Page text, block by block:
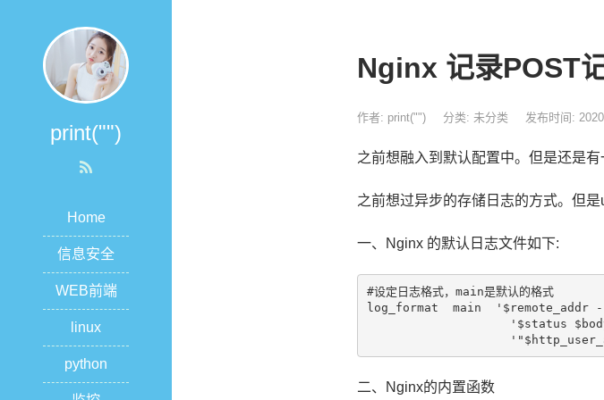
print("")
Home
信息安全
WEB前端
linux
python
Nginx 记录POST
作者: print("") 分类: 未分类 发布时间:
之前想融入到默认配置中。但是还是
之前想过异步的存储日志的方式。但
一、Nginx 的默认日志文件如下:
#设定日志格式，main是默认的格式
log_format  main
'$status
二、Nginx的内置函数